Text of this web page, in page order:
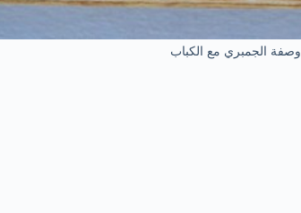
وصفة الجمبري مع الكباب